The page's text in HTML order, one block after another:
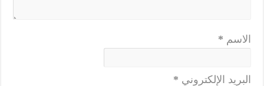
الاسم *
البريد الإلكتروني *